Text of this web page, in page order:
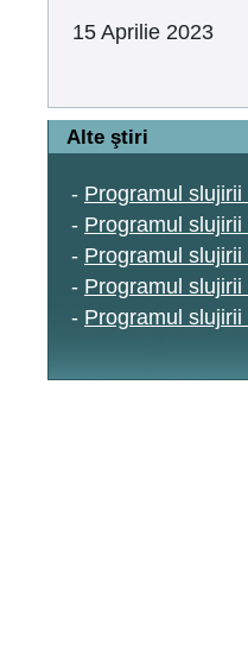
15 Aprilie 2023
Alte ştiri
- Programul
- Programul
- Programul
- Programul
- Programul